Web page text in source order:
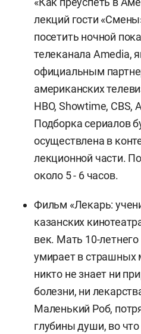
лекций гости
посетить ночной
телеканала Amedia,
официальным
американских
HBO, Showtime, CBS,
Подборка сериалов
осуществлена в
лекционной части.
около 5 - 6 часов.
Фильм «Лекарь:
казанских
век. Мать 10-летнего
умирает в страшных
никто не знает ни
болезни, ни
Маленький Роб,
глубины души, во